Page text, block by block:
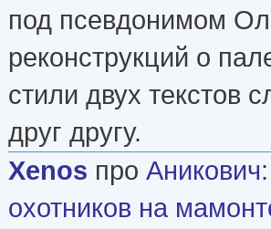
под псевдонимом
реконструкций о
стили двух текстов
друг другу.
Xenos про Аникович:
охотников на